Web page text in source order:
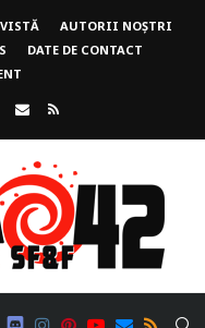
AUTORII NOȘTRI
DATE DE CONTACT